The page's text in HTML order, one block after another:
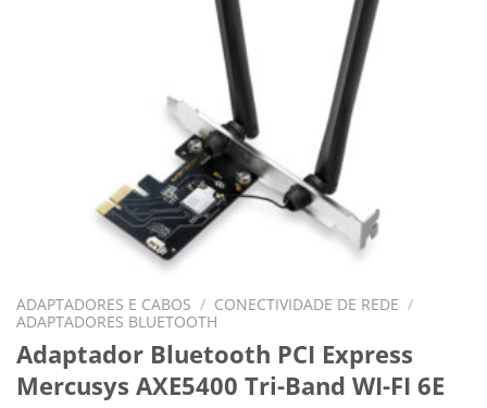
ADAPTADORES E CABOS / CONECTIVIDADE DE REDE /
ADAPTADORES BLUETOOTH
Adaptador Bluetooth PCI Express
Mercusys AXE5400 Tri-Band WI-FI 6E